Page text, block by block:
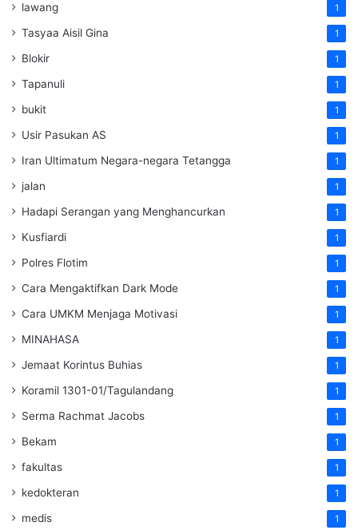
lawang 1
Tasyaa Aisil Gina 1
Blokir 1
Tapanuli 1
bukit 1
Usir Pasukan AS 1
Iran Ultimatum Negara-negara Tetangga 1
jalan 1
Hadapi Serangan yang Menghancurkan 1
Kusfiardi 1
Polres Flotim 1
Cara Mengaktifkan Dark Mode 1
Cara UMKM Menjaga Motivasi 1
MINAHASA 1
Jemaat Korintus Buhias 1
Koramil 1301-01/Tagulandang 1
Serma Rachmat Jacobs 1
Bekam 1
fakultas 1
kedokteran 1
medis 1